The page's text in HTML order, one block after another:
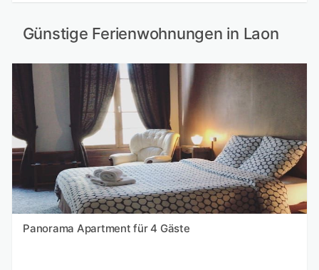
Günstige Ferienwohnungen in Laon
Panorama Apartment für 4 Gäste